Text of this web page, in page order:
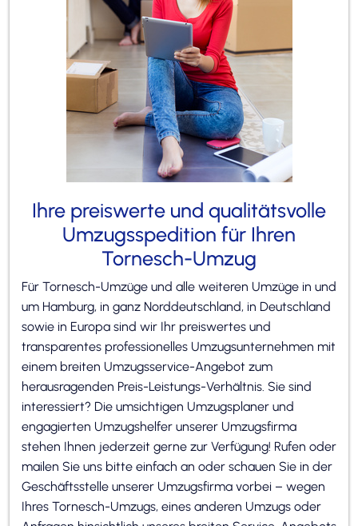
Ihre preiswerte und qualitätsvolle
Umzugsspedition für Ihren
Tornesch-Umzug
Für Tornesch-Umzüge und alle weiteren Umzüge in und
um Hamburg, in ganz Norddeutschland, in Deutschland
sowie in Europa sind wir Ihr preiswertes und
transparentes professionelles Umzugsunternehmen mit
einem breiten Umzugsservice-Angebot zum
herausragenden Preis-Leistungs-Verhältnis. Sie sind
interessiert? Die umsichtigen Umzugsplaner und
engagierten Umzugshelfer unserer Umzugsfirma
stehen Ihnen jederzeit gerne zur Verfügung! Rufen oder
mailen Sie uns bitte einfach an oder schauen Sie in der
Geschäftsstelle unserer Umzugsfirma vorbei – wegen
Ihres Tornesch-Umzugs, eines anderen Umzugs oder